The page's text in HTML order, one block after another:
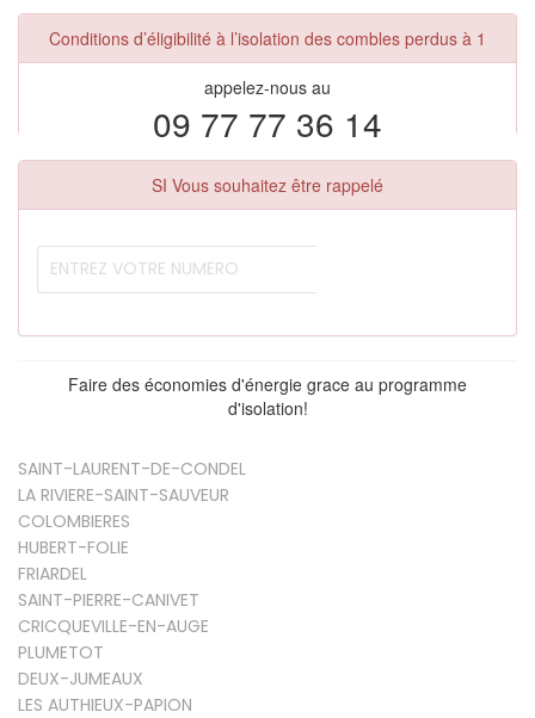
Conditions d’éligibilité à l’isolation des combles perdus à 1
appelez-nous au
09 77 77 36 14
SI Vous souhaitez être rappelé
Faire des économies d'énergie grace au programme
d'isolation!
SAINT-LAURENT-DE-CONDEL
LA RIVIERE-SAINT-SAUVEUR
COLOMBIERES
HUBERT-FOLIE
FRIARDEL
SAINT-PIERRE-CANIVET
CRICQUEVILLE-EN-AUGE
PLUMETOT
DEUX-JUMEAUX
LES AUTHIEUX-PAPION